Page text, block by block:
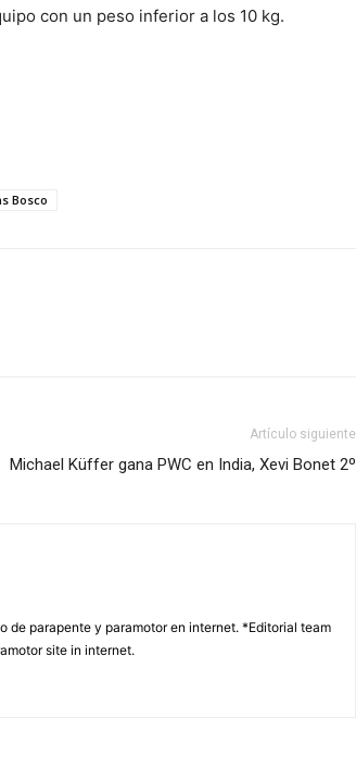
con un peso inferior a los 10 kg.
Bosco
Artículo siguiente
Michael Küffer gana PWC en India, Xevi Bonet 2º
de parapente y paramotor en internet. *Editorial team
site in internet.